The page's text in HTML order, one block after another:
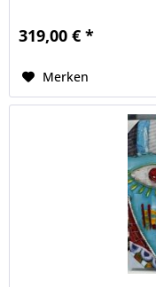
319,00 € *
Merken